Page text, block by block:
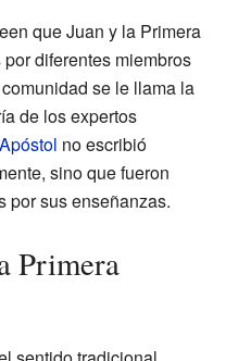
que Juan y la Primera
diferentes miembros
se le llama la
de los expertos
no escribió
sino que fueron
por sus enseñanzas.
Primera